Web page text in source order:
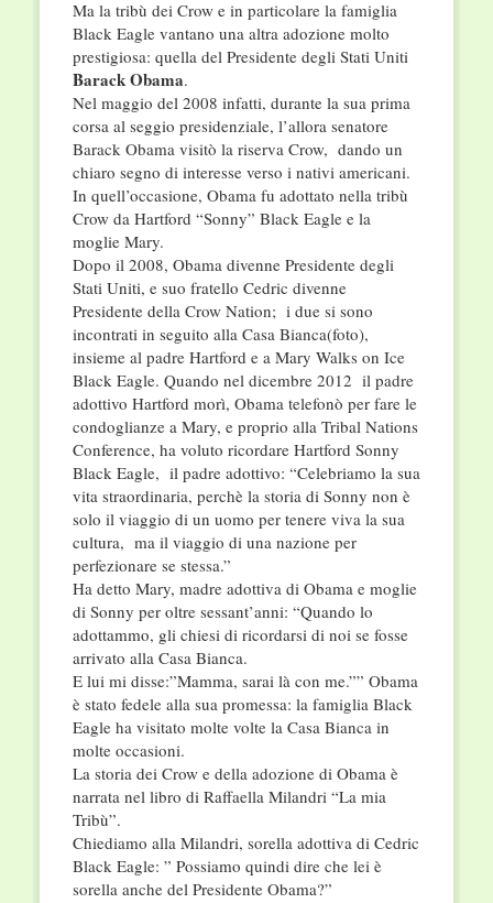
Ma la tribù dei Crow e in particolare la famiglia
Black Eagle vantano una altra adozione molto
prestigiosa: quella del Presidente degli Stati Uniti
Barack Obama.
Nel maggio del 2008 infatti, durante la sua prima
corsa al seggio presidenziale, l’allora senatore
Barack Obama visitò la riserva Crow, dando un
chiaro segno di interesse verso i nativi americani.
In quell’occasione, Obama fu adottato nella tribù
Crow da Hartford “Sonny” Black Eagle e la
moglie Mary.
Dopo il 2008, Obama divenne Presidente degli
Stati Uniti, e suo fratello Cedric divenne
Presidente della Crow Nation; i due si sono
incontrati in seguito alla Casa Bianca(foto),
insieme al padre Hartford e a Mary Walks on Ice
Black Eagle. Quando nel dicembre 2012 il padre
adottivo Hartford morì, Obama telefonò per fare le
condoglianze a Mary, e proprio alla Tribal Nations
Conference, ha voluto ricordare Hartford Sonny
Black Eagle, il padre adottivo: “Celebriamo la sua
vita straordinaria, perchè la storia di Sonny non è
solo il viaggio di un uomo per tenere viva la sua
cultura, ma il viaggio di una nazione per
perfezionare se stessa.”
Ha detto Mary, madre adottiva di Obama e moglie
di Sonny per oltre sessant’anni: “Quando lo
adottammo, gli chiesi di ricordarsi di noi se fosse
arrivato alla Casa Bianca.
E lui mi disse:”Mamma, sarai là con me.”” Obama
è stato fedele alla sua promessa: la famiglia Black
Eagle ha visitato molte volte la Casa Bianca in
molte occasioni.
La storia dei Crow e della adozione di Obama è
narrata nel libro di RaffaellaMilandri “La mia
Tribù”.
Chiediamo alla Milandri, sorella adottiva di Cedric
Black Eagle: ” Possiamo quindi dire che lei è
sorella anche del Presidente Obama?”